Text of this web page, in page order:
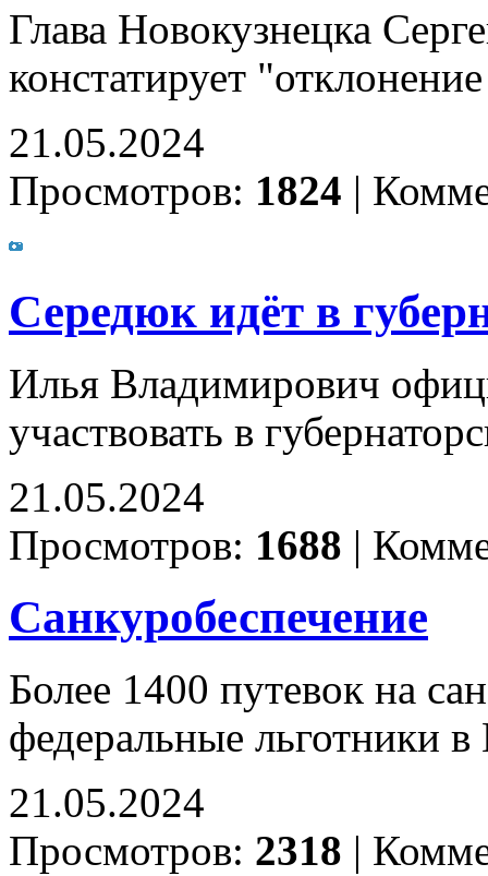
Глава Новокузнецка
констатирует
21.05.2024
Просмотров: 1824 |
Середюк идёт в
Илья Владимирович
участвовать в
21.05.2024
Просмотров: 1688 |
Санкуробеспечение
Более 1400 путевок на
федеральные льготники
21.05.2024
Просмотров: 2318 |